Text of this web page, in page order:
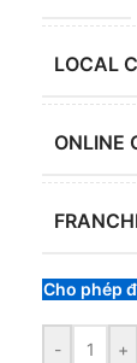
LOCAL
ONLINE
Cho phép
- +